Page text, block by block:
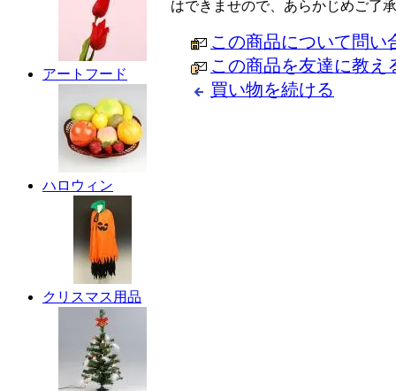
アートフード
ハロウィン
クリスマス用品
はできませので、あらかじめご了
この商品について問い
この商品を友達に教え
買い物を続ける